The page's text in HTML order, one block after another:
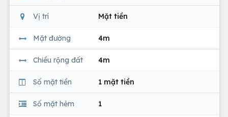
Vị trí Mặt tiền
Mặt đường 4m
Chiều rộng đất 4m
Số mặt tiền 1 mặt tiền
Số mặt hẻm 1